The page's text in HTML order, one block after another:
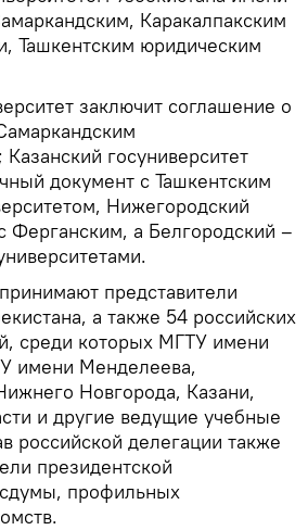
Каракалпакским
Ташкентским юридическим
заключит соглашение о
госуниверситет
документ с Ташкентским
Нижегородский
Ферганским, а Белгородский –
представители
а также 54 российских
среди которых МГТУ имени
имени Менделеева,
Новгорода, Казани,
и другие ведущие учебные
российской делегации также
президентской
профильных